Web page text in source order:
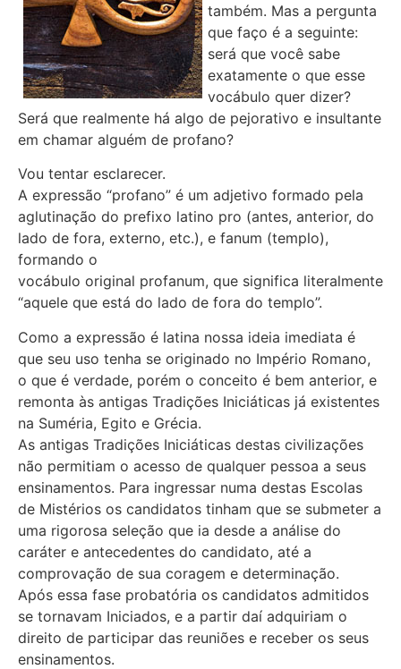
também. Mas a pergunta
que faço é a seguinte:
será que você sabe
exatamente o que esse
vocábulo quer dizer?
Será que realmente há algo de pejorativo e insultante
em chamar alguém de profano?
Vou tentar esclarecer.
A expressão “profano” é um adjetivo formado pela
aglutinação do prefixo latino pro (antes, anterior, do
lado de fora, externo, etc.), e fanum (templo),
formando o
vocábulo original profanum, que significa literalmente
“aquele que está do lado de fora do templo”.
Como a expressão é latina nossa ideia imediata é
que seu uso tenha se originado no Império Romano,
o que é verdade, porém o conceito é bem anterior, e
remonta às antigas Tradições Iniciáticas já existentes
na Suméria, Egito e Grécia.
As antigas Tradições Iniciáticas destas civilizações
não permitiam o acesso de qualquer pessoa a seus
ensinamentos. Para ingressar numa destas Escolas
de Mistérios os candidatos tinham que se submeter a
uma rigorosa seleção que ia desde a análise do
caráter e antecedentes do candidato, até a
comprovação de sua coragem e determinação.
Após essa fase probatória os candidatos admitidos
se tornavam Iniciados, e a partir daí adquiriam o
direito de participar das reuniões e receber os seus
ensinamentos.